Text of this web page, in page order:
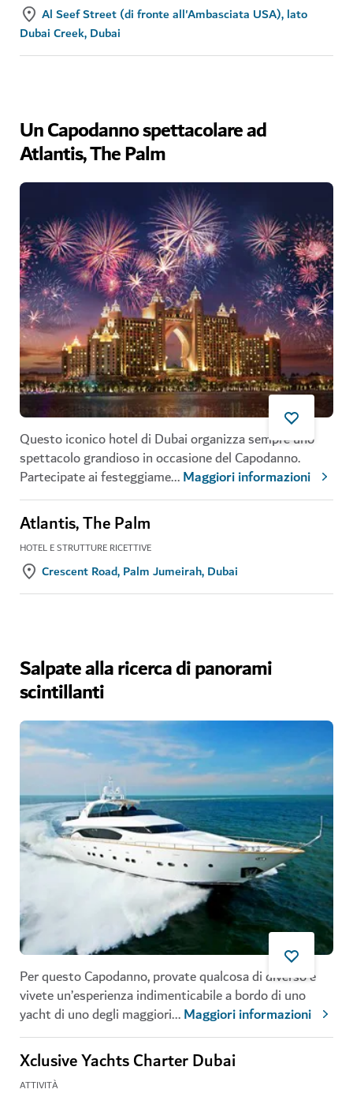
Al Seef Street (di fronte all'Ambasciata USA), lato
Dubai Creek, Dubai
Un Capodanno spettacolare ad
Atlantis, The Palm
Questo iconico hotel di Dubai organizza sempre uno
spettacolo grandioso in occasione del Capodanno.
Partecipate ai festeggiame...Maggiori informazioni
Atlantis, The Palm
HOTEL E STRUTTURE RICETTIVE
Crescent Road, Palm Jumeirah, Dubai
Salpate alla ricerca di panorami
scintillanti
Per questo Capodanno, provate qualcosa di diverso e
vivete un’esperienza indimenticabile a bordo di uno
yacht di uno degli maggiori...Maggiori informazioni
Xclusive Yachts Charter Dubai
ATTIVITÀ